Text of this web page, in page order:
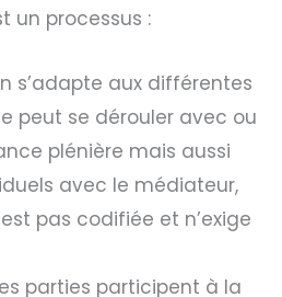
un processus :
s’adapte aux différentes
peut se dérouler avec ou
plénière mais aussi
avec le médiateur,
pas codifiée et n’exige
parties participent à la